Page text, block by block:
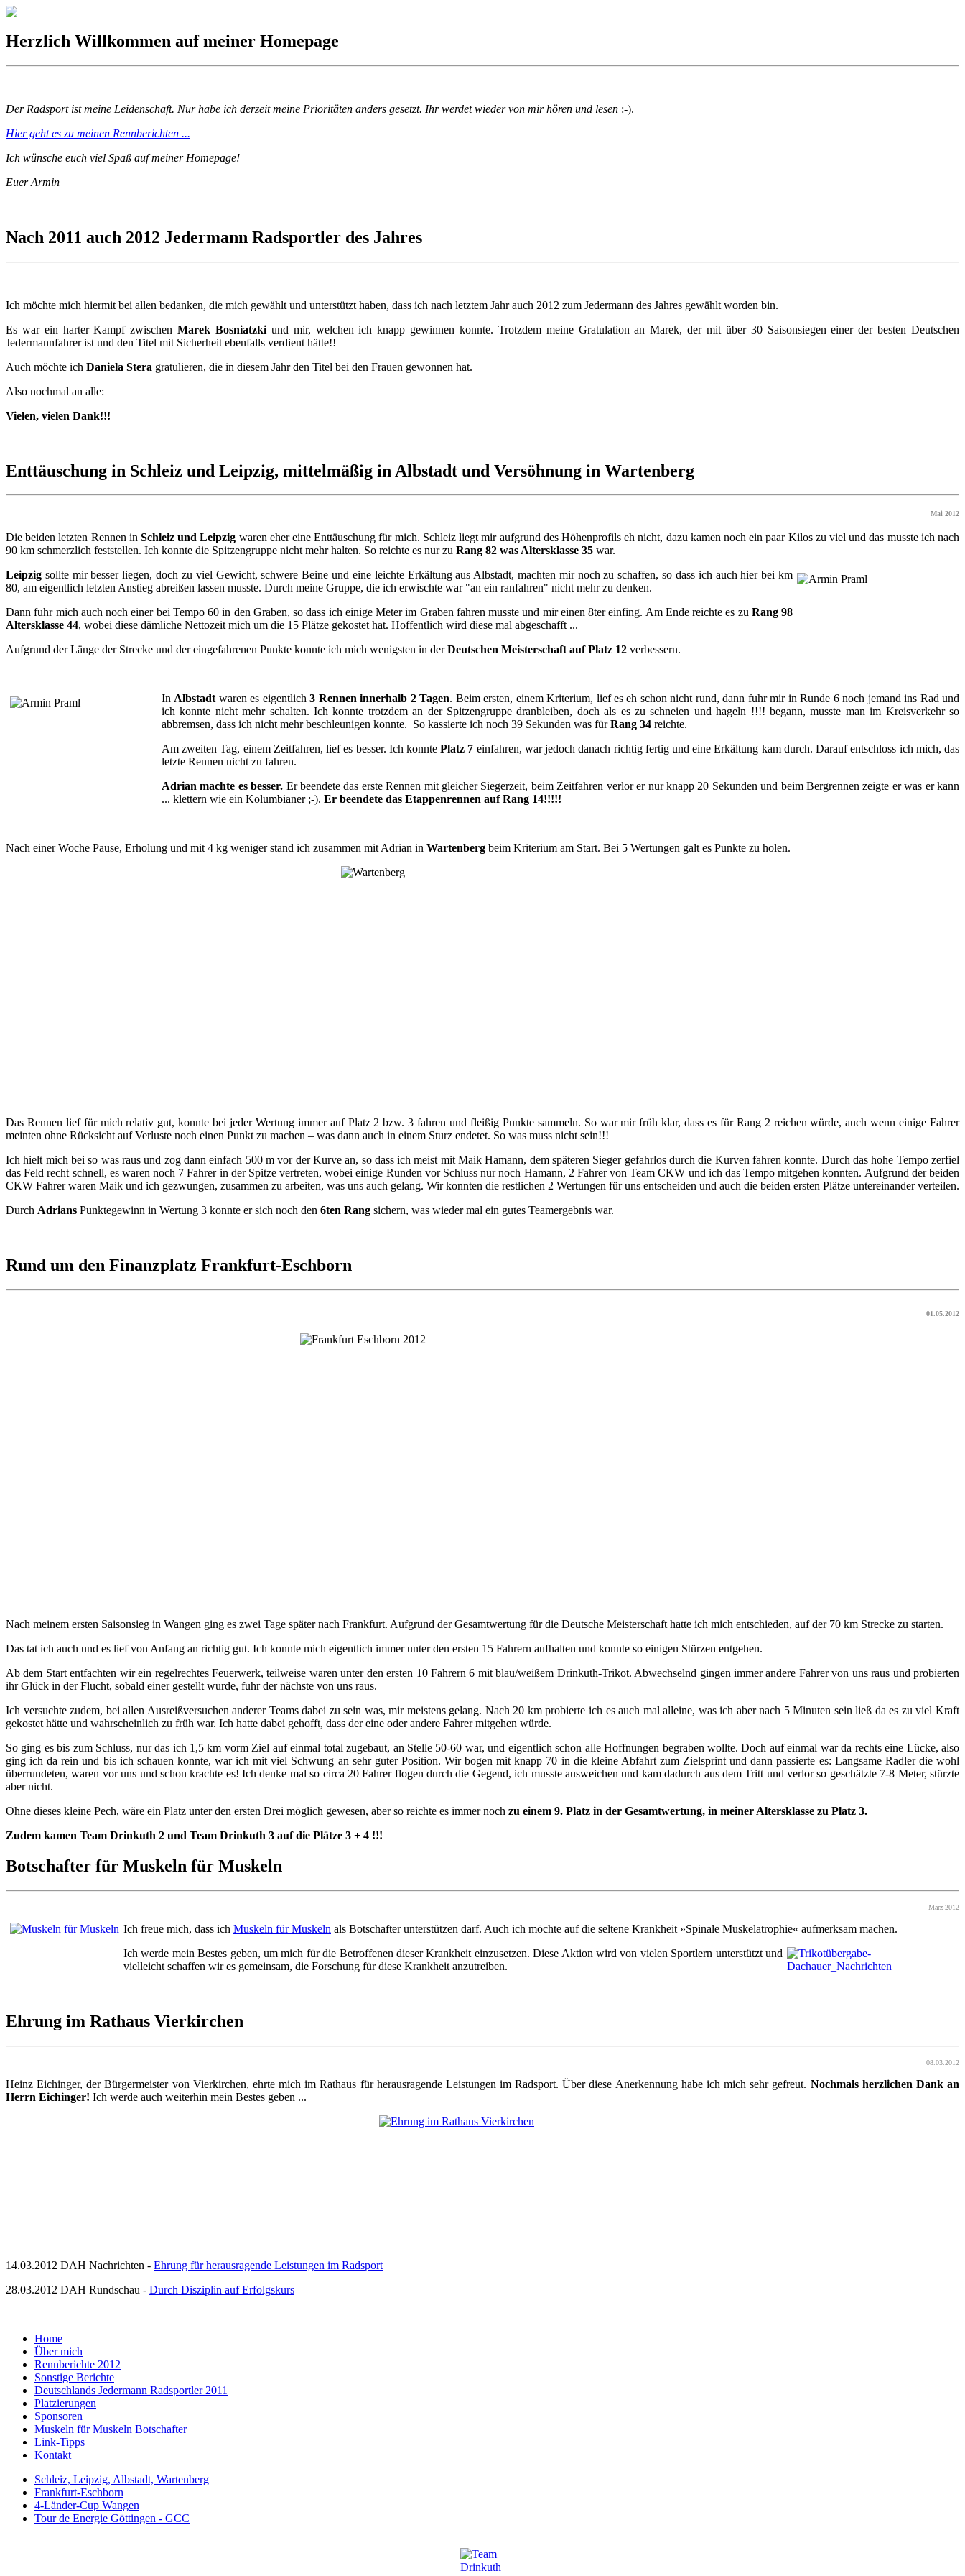
Herzlich Willkommen auf meiner Homepage
Der Radsport ist meine Leidenschaft. Nur habe ich derzeit meine Prioritäten anders gesetzt. Ihr werdet wieder von mir hören und lesen :-).
Hier geht es zu meinen Rennberichten ...
Ich wünsche euch viel Spaß auf meiner Homepage!
Euer Armin
Nach 2011 auch 2012 Jedermann Radsportler des Jahres
Ich möchte mich hiermit bei allen bedanken, die mich gewählt und unterstützt haben, dass ich nach letztem Jahr auch 2012 zum Jedermann des Jahres gewählt worden bin.
Es war ein harter Kampf zwischenMarek Bosniatzki und mir, welchen ich knapp gewinnen konnte. Trotzdem meine Gratulation an Marek, der mit über 30 Saisonsiegen einer der besten Deutschen
Jedermannfahrer ist und den Titel mit Sicherheit ebenfalls verdient hätte!!
Auch möchte ich Daniela Stera gratulieren, die in diesem Jahr den Titel bei den Frauen gewonnen hat.
Also nochmal an alle:
Vielen, vielen Dank!!!
Enttäuschung in Schleiz und Leipzig, mittelmäßig in Albstadt und Versöhnung in Wartenberg
Mai 2012
Die beiden letzten Rennen inSchleiz und Leipzig waren eher eine Enttäuschung für mich. Schleiz liegt mir aufgrund des Höhenprofils eh nicht, dazu kamen noch ein paar Kilos zu viel und das musste ich nach
90 km schmerzlich feststellen. Ich konnte die Spitzengruppe nicht mehr halten. So reichte es nur zu Rang 82 was Altersklasse 35 war.
Leipzig sollte mir besser liegen, doch zu viel Gewicht, schwere Beine und eine leichte Erkältung aus Albstadt, machten mir noch zu schaffen, so dass ich auch hier bei km
80, am eigentlich letzten Anstieg abreißen lassen musste. Durch meine Gruppe, die ich erwischte war "an ein ranfahren" nicht mehr zu denken.
Dann fuhr mich auch noch einer bei Tempo 60 in den Graben, so dass ich einige Meter im Graben fahren musste und mir einen 8ter einfing. Am Ende reichte es zu Rang 98
Altersklasse 44, wobei diese dämliche Nettozeit mich um die 15 Plätze gekostet hat. Hoffentlich wird diese mal abgeschafft ...
Aufgrund der Länge der Strecke und der eingefahrenen Punkte konnte ich mich wenigsten in derDeutschen Meisterschaft auf Platz 12 verbessern.
In Albstadt waren es eigentlich3 Rennen innerhalb 2 Tagen. Beim ersten, einem Kriterium, lief es eh schon nicht rund, dann fuhr mir in Runde 6 noch jemand ins Rad und
ich konnte nicht mehr schalten. Ich konnte trotzdem an der Spitzengruppe dranbleiben, doch als es zu schneien und hageln !!!! begann, musste man im Kreisverkehr so
abbremsen, dass ich nicht mehr beschleunigen konnte. So kassierte ich noch 39 Sekunden was fürRang 34 reichte.
Am zweiten Tag, einem Zeitfahren, lief es besser. Ich konnte Platz 7 einfahren, war jedoch danach richtig fertig und eine Erkältung kam durch. Darauf entschloss ich mich, das
letzte Rennen nicht zu fahren.
Adrian machte es besser. Er beendete das erste Rennen mit gleicher Siegerzeit, beim Zeitfahren verlor er nur knapp 20 Sekunden und beim Bergrennen zeigte er was er kann
... klettern wie ein Kolumbianer ;-). Er beendete das Etappenrennen auf Rang 14!!!!!
Nach einer Woche Pause, Erholung und mit 4 kg weniger stand ich zusammen mit Adrian in Wartenberg beim Kriterium am Start. Bei 5 Wertungen galt es Punkte zu holen.
Das Rennen lief für mich relativ gut, konnte bei jeder Wertung immer auf Platz 2 bzw. 3 fahren und fleißig Punkte sammeln. So war mir früh klar, dass es für Rang 2 reichen würde, auch wenn einige Fahrer
meinten ohne Rücksicht auf Verluste noch einen Punkt zu machen – was dann auch in einem Sturz endetet. So was muss nicht sein!!!
Ich hielt mich bei so was raus und zog dann einfach 500 m vor der Kurve an, so dass ich meist mit Maik Hamann, dem späteren Sieger gefahrlos durch die Kurven fahren konnte. Durch das hohe Tempo zerfiel
das Feld recht schnell, es waren noch 7 Fahrer in der Spitze vertreten, wobei einige Runden vor Schluss nur noch Hamann, 2 Fahrer von Team CKW und ich das Tempo mitgehen konnten. Aufgrund der beiden
CKW Fahrer waren Maik und ich gezwungen, zusammen zu arbeiten, was uns auch gelang. Wir konnten die restlichen 2 Wertungen für uns entscheiden und auch die beiden ersten Plätze untereinander verteilen.
Durch Adrians Punktegewinn in Wertung 3 konnte er sich noch den 6ten Rang sichern, was wieder mal ein gutes Teamergebnis war.
Rund um den Finanzplatz Frankfurt-Eschborn
01.05.2012
Nach meinem ersten Saisonsieg in Wangen ging es zwei Tage später nach Frankfurt. Aufgrund der Gesamtwertung für die Deutsche Meisterschaft hatte ich mich entschieden, auf der 70 km Strecke zu starten.
Das tat ich auch und es lief von Anfang an richtig gut. Ich konnte mich eigentlich immer unter den ersten 15 Fahrern aufhalten und konnte so einigen Stürzen entgehen.
Ab dem Start entfachten wir ein regelrechtes Feuerwerk, teilweise waren unter den ersten 10 Fahrern 6 mit blau/weißem Drinkuth-Trikot. Abwechselnd gingen immer andere Fahrer von uns raus und probierten
ihr Glück in der Flucht, sobald einer gestellt wurde, fuhr der nächste von uns raus.
Ich versuchte zudem, bei allen Ausreißversuchen anderer Teams dabei zu sein was, mir meistens gelang. Nach 20 km probierte ich es auch mal alleine, was ich aber nach 5 Minuten sein ließ da es zu viel Kraft
gekostet hätte und wahrscheinlich zu früh war. Ich hatte dabei gehofft, dass der eine oder andere Fahrer mitgehen würde.
So ging es bis zum Schluss, nur das ich 1,5 km vorm Ziel auf einmal total zugebaut, an Stelle 50-60 war, und eigentlich schon alle Hoffnungen begraben wollte. Doch auf einmal war da rechts eine Lücke, also
ging ich da rein und bis ich schauen konnte, war ich mit viel Schwung an sehr guter Position. Wir bogen mit knapp 70 in die kleine Abfahrt zum Zielsprint und dann passierte es: Langsame Radler die wohl
überrundeten, waren vor uns und schon krachte es! Ich denke mal so circa 20 Fahrer flogen durch die Gegend, ich musste ausweichen und kam dadurch aus dem Tritt und verlor so geschätzte 7-8 Meter, stürzte
aber nicht.
Ohne dieses kleine Pech, wäre ein Platz unter den ersten Drei möglich gewesen, aber so reichte es immer noch zu einem 9. Platz in der Gesamtwertung, in meiner Altersklasse zu Platz 3.
Zudem kamen Team Drinkuth 2 und Team Drinkuth 3 auf die Plätze 3 + 4 !!!
Botschafter für Muskeln für Muskeln
März 2012
Ich freue mich, dass ich Muskeln für Muskeln als Botschafter unterstützen darf. Auch ich möchte auf die seltene Krankheit »Spinale Muskelatrophie« aufmerksam machen.
Ich werde mein Bestes geben, um mich für die Betroffenen dieser Krankheit einzusetzen. Diese Aktion wird von vielen Sportlern unterstützt und
vielleicht schaffen wir es gemeinsam, die Forschung für diese Krankheit anzutreiben.
Ehrung im Rathaus Vierkirchen
08.03.2012
Heinz Eichinger, der Bürgermeister von Vierkirchen, ehrte mich im Rathaus für herausragende Leistungen im Radsport. Über diese Anerkennung habe ich mich sehr gefreut. Nochmals herzlichen Dank an
Herrn Eichinger! Ich werde auch weiterhin mein Bestes geben ...
14.03.2012 DAH Nachrichten - Ehrung für herausragende Leistungen im Radsport
28.03.2012 DAH Rundschau - Durch Disziplin auf Erfolgskurs
Home
Über mich
Rennberichte 2012
Sonstige Berichte
Deutschlands Jedermann Radsportler 2011
Platzierungen
Sponsoren
Muskeln für Muskeln Botschafter
Link-Tipps
Kontakt
Schleiz, Leipzig, Albstadt, Wartenberg
Frankfurt-Eschborn
4-Länder-Cup Wangen
Tour de Energie Göttingen - GCC